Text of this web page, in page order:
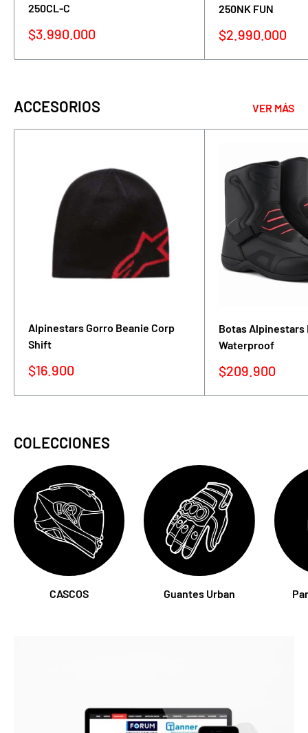
250CL-C
Precio
venta
$3.990.000
250NK FUN
Precio
venta
$2.990.000
ACCESORIOS VER MÁS
Alpinestars Gorro Beanie Corp
Shift
Precio
venta
$16.900
Botas Alpinestars
Waterproof
Precio
venta
$209.900
COLECCIONES
CASCOS Guantes Urban